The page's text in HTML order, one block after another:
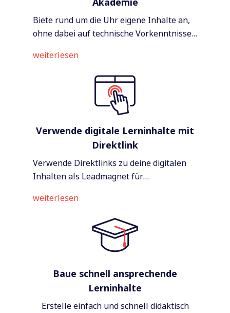
Biete rund um die Uhr eigene Inhalte an,
ohne dabei auf technische Vorkenntnisse
weiterlesen
Verwende digitale Lerninhalte mit
Direktlink
Verwende Direktlinks zu deine digitalen
Inhalten als Leadmagnet für
wertvollen Experte.
weiterlesen
Baue schnell ansprechende
Lerninhalte
Erstelle einfach und schnell didaktisch